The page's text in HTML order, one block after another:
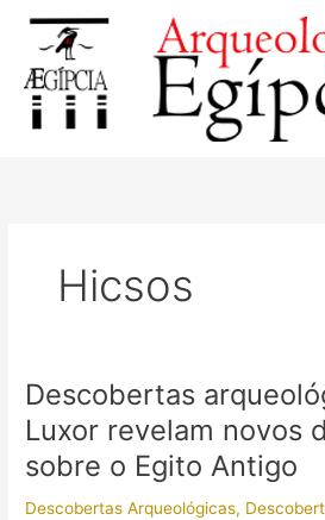
conteúdo
Hicsos
Descobertas
Luxor revelam novos
sobre o Egito Antigo
Descobertas Arqueológicas,